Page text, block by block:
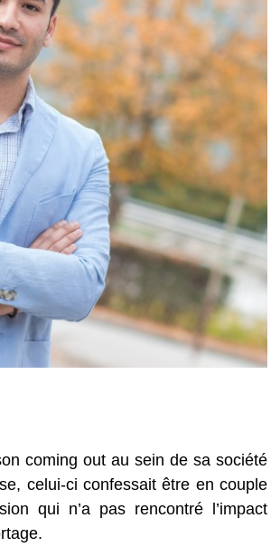
coming out au sein de sa société
celui-ci confessait être en couple
qui n’a pas rencontré l’impact